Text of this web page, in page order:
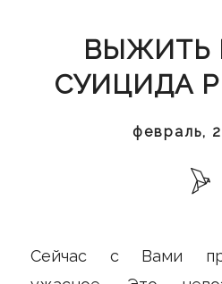
ВЫЖИТЬ
СУИЦИДА
февраль,
Сейчас с Вами